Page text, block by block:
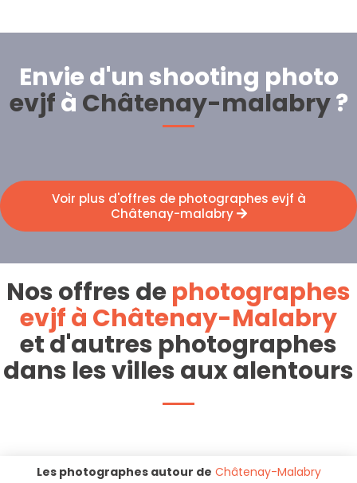
Envie d'un shooting photo
evjfà Châtenay-malabry?
Voir plus d'offres de photographes evjf à
Châtenay-malabry
Nos offres dephotographes
evjf à Châtenay-Malabry
et d'autres photographes
dans les villes aux alentours
Les photographes autour de Châtenay-Malabry